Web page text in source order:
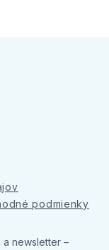
podmienky
newsletter –